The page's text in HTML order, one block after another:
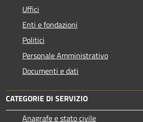
Uffici
Enti e fondazioni
Politici
Personale Amministrativo
Documenti e dati
CATEGORIE DI SERVIZIO
Anagrafe e stato civile